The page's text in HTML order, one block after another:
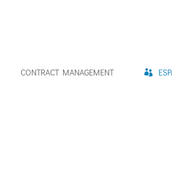
CONTRACT MANAGEMENT